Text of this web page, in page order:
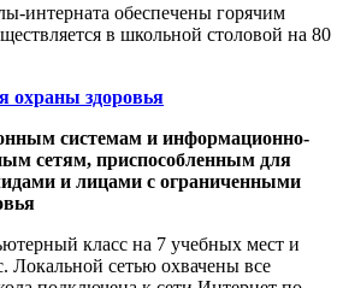
интерната обеспечены горячим
в школьной столовой на 80
охраны здоровья
системам и информационно-
сетям, приспособленным для
и лицами с ограниченными
класс на 7 учебных мест и
Локальной сетью охвачены все